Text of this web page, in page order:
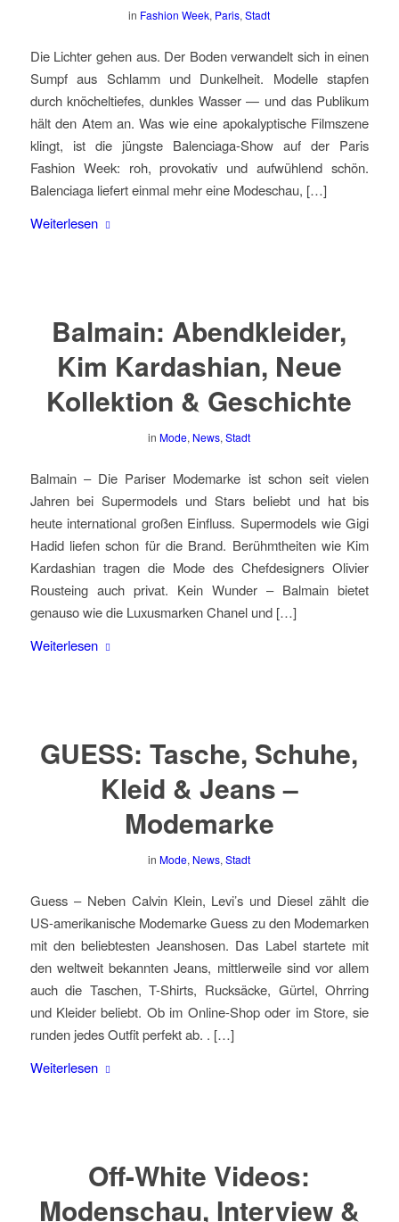
in Fashion Week, Paris,Stadt
Die Lichter gehen aus. Der Boden verwandelt sich in einen
Sumpf aus Schlamm und Dunkelheit. Modelle stapfen
durch knöcheltiefes, dunkles Wasser — und das Publikum
hält den Atem an. Was wie eine apokalyptische Filmszene
klingt, ist die jüngste Balenciaga-Show auf der Paris
Fashion Week: roh, provokativ und aufwühlend schön.
Balenciaga liefert einmal mehr eine Modeschau, […]
Weiterlesen
Balmain: Abendkleider,
Kim Kardashian, Neue
Kollektion & Geschichte
in Mode, News,Stadt
Balmain – Die Pariser Modemarke ist schon seit vielen
Jahren bei Supermodels und Stars beliebt und hat bis
heute international großen Einfluss. Supermodels wie Gigi
Hadid liefen schon für die Brand. Berühmtheiten wie Kim
Kardashian tragen die Mode des Chefdesigners Olivier
Rousteing auch privat. Kein Wunder – Balmain bietet
genauso wie die Luxusmarken Chanel und […]
Weiterlesen
GUESS: Tasche, Schuhe,
Kleid & Jeans –
Modemarke
in Mode, News,Stadt
Guess – Neben Calvin Klein, Levi’s und Diesel zählt die
US-amerikanische Modemarke Guess zu den Modemarken
mit den beliebtesten Jeanshosen. Das Label startete mit
den weltweit bekannten Jeans, mittlerweile sind vor allem
auch die Taschen, T-Shirts, Rucksäcke, Gürtel, Ohrring
und Kleider beliebt. Ob im Online-Shop oder im Store, sie
runden jedes Outfit perfekt ab. . […]
Weiterlesen
Off-White Videos:
Modenschau, Interview &